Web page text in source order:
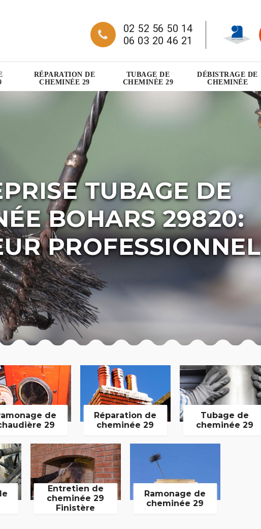
02 52 56 50 14
06 03 20 46 21
RÉPARATION DE
CHEMINÉE 29
TUBAGE DE
CHEMINÉE 29
DÉBISTRAGE DE
CHEMINÉE
TUBAGE DE
BOHARS 29820:
PROFESSIONNEL
de
29
Réparation de
cheminée 29
Tubage de
cheminée 29
Entretien de
cheminée 29
Finistère
Ramonage de
cheminée 29